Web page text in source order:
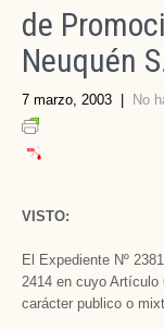
de
Neuquén
7 marzo, 2003 No
VISTO:
El Expediente Nº
2414 en cuyo
carácter publico o